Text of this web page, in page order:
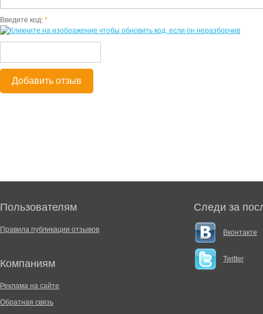
Введите код: *
Добавить отзыв
Пользователям
Правила публикации отзывов
Компаниям
Реклама на сайте
Обратная связь
Следи за
Вконтакте
Twitter